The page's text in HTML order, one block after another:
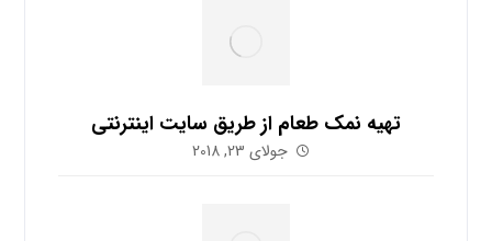
تهیه نمک طعام از طریق سایت اینترنتی
جولای 23, 2018